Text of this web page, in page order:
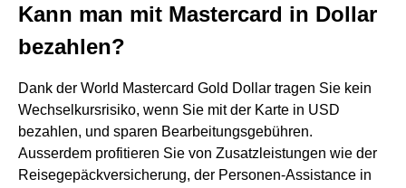
Kann man mit Mastercard in Dollar
bezahlen?
Dank der World Mastercard Gold Dollar tragen Sie kein
Wechselkursrisiko, wenn Sie mit der Karte in USD
bezahlen, und sparen Bearbeitungsgebühren.
Ausserdem profitieren Sie von Zusatzleistungen wie der
Reisegepäckversicherung, der Personen-Assistance in